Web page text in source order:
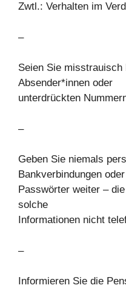
Zwtl.: Verhalten im
–
Seien Sie misstrauisch
Absender*innen oder
unterdrückten
–
Geben Sie niemals
Bankverbindungen oder
Passwörter weiter –
solche
Informationen nicht
–
Informieren Sie die